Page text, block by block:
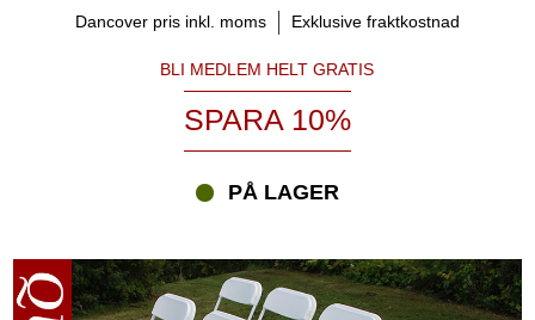
du ett brett urval av alla andra eventtillbehör som du behöver. Du
kan få eleganta partytält, snabbtält, golv, mattor, uppvärmning,
några av stolarna. När du dekorerar stolarna så här kommer dina
gäster att känna sig ännu mer välkomna. Om du har frågor om
våra experter via telefon, e-post eller chatt.
Dancover pris inkl. moms Exklusive fraktkostnad
BLI MEDLEM HELT GRATIS
SPARA 10%
PÅ LAGER